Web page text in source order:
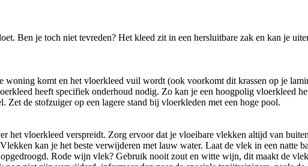
Ben je toch niet tevreden? Het kleed zit in een hersluitbare zak en kan je
komt en het vloerkleed vuil wordt (ook voorkomt dit krassen op je
heeft specifiek onderhoud nodig. Zo kan je een hoogpolig vloerkleed
Zet de stofzuiger op een lagere stand bij vloerkleden met een hoge pool.
vloerkleed verspreidt. Zorg ervoor dat je vloeibare vlekken altijd van
kan je het beste verwijderen met lauw water. Laat de vlek in een natte
Rode wijn vlek? Gebruik nooit zout en witte wijn, dit maakt de